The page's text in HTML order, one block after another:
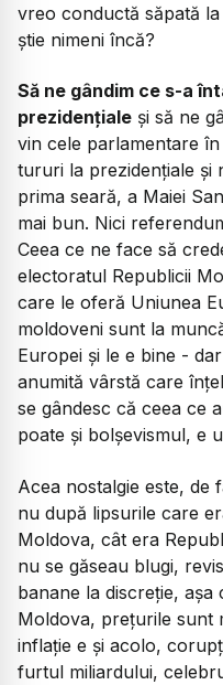
vreo conductă săpată
știe nimeni încă?
Să ne gândim ce s-a
prezidențiale și să ne
vin cele parlamentare
tururi la prezidențiale și
prima seară, a Maiei
mai bun. Nici
Ceea ce ne face să
electoratul Republicii
care le oferă Uniunea
moldoveni sunt la
Europei și le e bine -
anumită vârstă care
se gândesc că ceea ce
poate și bolșevismul, e
Acea nostalgie este, de
nu după lipsurile care
Moldova, cât era
nu se găseau blugi,
banane la discreție,
Moldova, prețurile sunt
inflație e și acolo,
furtul miliardului,